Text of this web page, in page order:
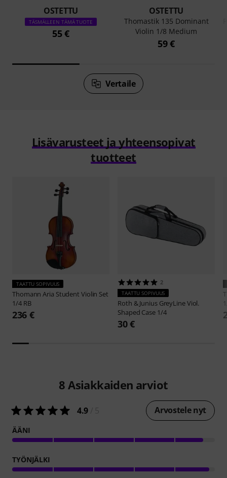
OSTETTU
TÄSMÄLLEEN TÄMÄ TUOTE
55 €
OSTETTU
Thomastik 135 Dominant
Violin 1/8 Medium
59 €
Vertaile
Lisävarusteet ja yhteensopivat
tuotteet
TAATTU SOPIVUUS
ThomannAria Student Violin Set
1/4 RB
236 €
2
TAATTU SOPIVUUS
Roth & Junius GreyLine Viol.
Shaped Case 1/4
30 €
8 Asiakkaiden arviot
4.9 Arvostele nyt
ÄÄNI
TYÖNJÄLKI